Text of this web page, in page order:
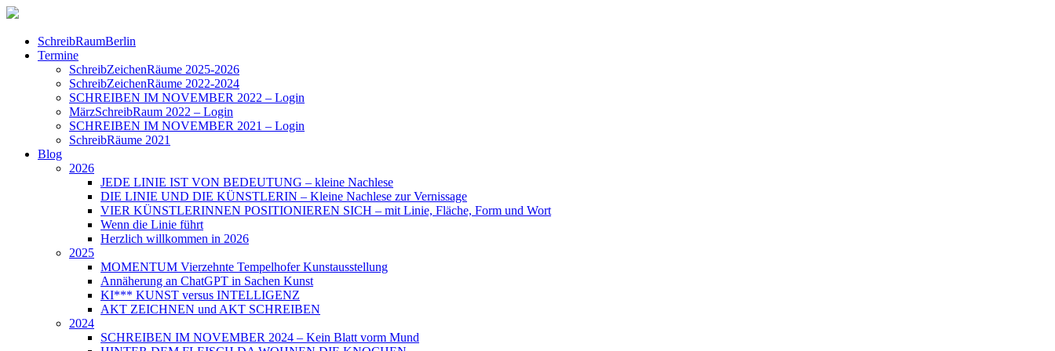
SchreibRaumBerlin
Termine
SchreibZeichenRäume 2025-2026
SchreibZeichenRäume 2022-2024
SCHREIBEN IM NOVEMBER 2022 – Login
MärzSchreibRaum 2022 – Login
SCHREIBEN IM NOVEMBER 2021 – Login
SchreibRäume 2021
Blog
2026
JEDE LINIE IST VON BEDEUTUNG – kleine Nachlese
DIE LINIE UND DIE KÜNSTLERIN – Kleine Nachlese zur Vernissage
VIER KÜNSTLERINNEN POSITIONIEREN SICH – mit Linie, Fläche, Form und Wort
Wenn die Linie führt
Herzlich willkommen in 2026
2025
MOMENTUM Vierzehnte Tempelhofer Kunstausstellung
Annäherung an ChatGPT in Sachen Kunst
KI*** KUNST versus INTELLIGENZ
AKT ZEICHNEN und AKT SCHREIBEN
2024
SCHREIBEN IM NOVEMBER 2024 – Kein Blatt vorm Mund